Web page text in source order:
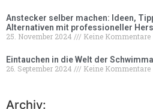
Anstecker selber machen: Ideen,
Alternativen mit professioneller
25. November 2024
Keine Kommentare
Eintauchen in die Welt der
26. September 2024
Keine Kommentare
Archiv: